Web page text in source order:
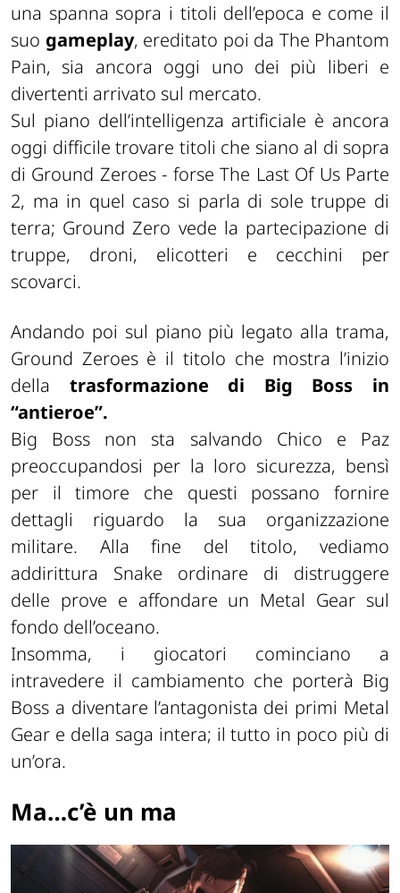
una spanna sopra i titoli dell’epoca e come il
suo gameplay, ereditato poi da The Phantom
Pain, sia ancora oggi uno dei più liberi e
divertenti arrivato sul mercato.
Sul piano dell’intelligenza artificiale è ancora
oggi difficile trovare titoli che siano al di sopra
di Ground Zeroes - forse The Last Of Us Parte
2, ma in quel caso si parla di sole truppe di
terra; Ground Zero vede la partecipazione di
truppe, droni, elicotteri e cecchini per
scovarci.
Andando poi sul piano più legato alla trama,
Ground Zeroes è il titolo che mostra l’inizio
della trasformazione di Big Boss in
“antieroe”.
Big Boss non sta salvando Chico e Paz
preoccupandosi per la loro sicurezza, bensì
per il timore che questi possano fornire
dettagli riguardo la sua organizzazione
militare. Alla fine del titolo, vediamo
addirittura Snake ordinare di distruggere
delle prove e affondare un Metal Gear sul
fondo dell’oceano.
Insomma, i giocatori cominciano a
intravedere il cambiamento che porterà Big
Boss a diventare l’antagonista dei primi Metal
Gear e della saga intera; il tutto in poco più di
un’ora.
Ma…c’è un ma